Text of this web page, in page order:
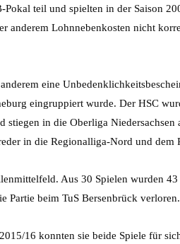
teil und spielten in der Saison
Lohnnebenkosten nicht
eine
eingruppiert wurde. Der HSC
in die Oberliga
in die Regionalliga-Nord und dem
Aus 30 Spielen wurden
beim TuS Bersenbrück verloren.
16 konnten sie beide Spiele für